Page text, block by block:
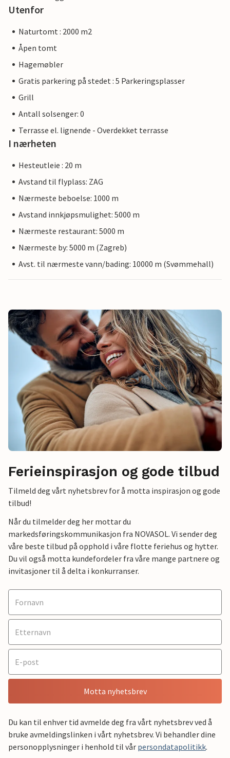
Utenfor
Naturtomt : 2000 m2
Åpen tomt
Hagemøbler
Gratis parkering på stedet : 5 Parkeringsplasser
Grill
Antall solsenger: 0
Terrasse el. lignende - Overdekket terrasse
I nærheten
Hesteutleie : 20 m
Avstand til flyplass: ZAG
Nærmeste beboelse: 1000 m
Avstand innkjøpsmulighet: 5000 m
Nærmeste restaurant: 5000 m
Nærmeste by: 5000 m (Zagreb)
Avst. til nærmeste vann/bading: 10000 m (Svømmehall)
Ferieinspirasjon og gode tilbud
Tilmeld deg vårt nyhetsbrev for å motta inspirasjon og gode
tilbud!
Når du tilmelder deg her mottar du
markedsføringskommunikasjon fra NOVASOL. Vi sender deg
våre beste tilbud på opphold i våre flotte feriehus og hytter.
Du vil også motta kundefordeler fra våre mange partnere og
invitasjoner til å delta i konkurranser.
Motta nyhetsbrev
Du kan til enhver tid avmelde deg fra vårt nyhetsbrev ved å
bruke avmeldingslinken i vårt nyhetsbrev. Vi behandler dine
personopplysninger i henhold til vår persondatapolitikk.